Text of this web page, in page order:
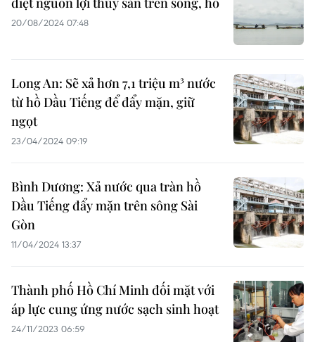
20/08/2024 07:48
Long An: Sẽ xả hơn 7,1 triệu m³ nước
từ hồ Dầu Tiếng để đẩy mặn, giữ
ngọt
23/04/2024 09:19
Bình Dương: Xả nước qua tràn hồ
Dầu Tiếng đẩy mặn trên sông Sài
Gòn
11/04/2024 13:37
Thành phố Hồ Chí Minh đối mặt với
áp lực cung ứng nước sạch sinh hoạt
24/11/2023 06:59